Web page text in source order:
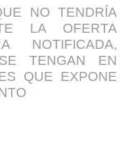
NO TENDRÍA
LA OFERTA
NOTIFICADA,
TENGAN EN
QUE EXPONE